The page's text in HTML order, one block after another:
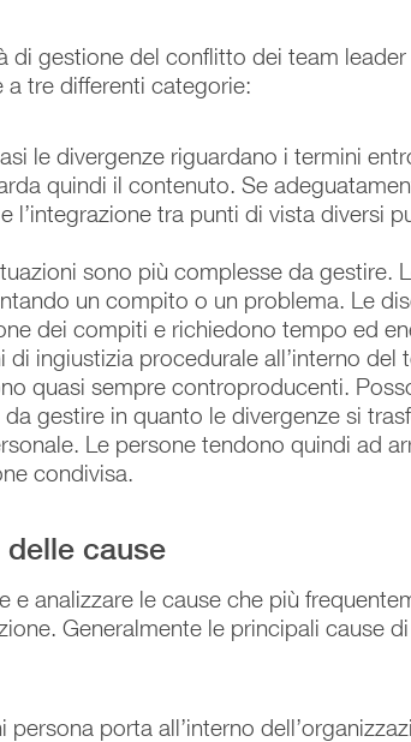
di gestione del conflitto dei team
tre differenti categorie:
le divergenze riguardano i termini
quindi il contenuto. Se
l’integrazione tra punti di vista diversi
sono più complesse da gestire.
un compito o un problema. Le
dei compiti e richiedono tempo ed
ingiustizia procedurale all’interno del
quasi sempre controproducenti.
gestire in quanto le divergenze si
Le persone tendono quindi ad
condivisa.
cause
analizzare le cause che più
Generalmente le principali cause
persona porta all’interno